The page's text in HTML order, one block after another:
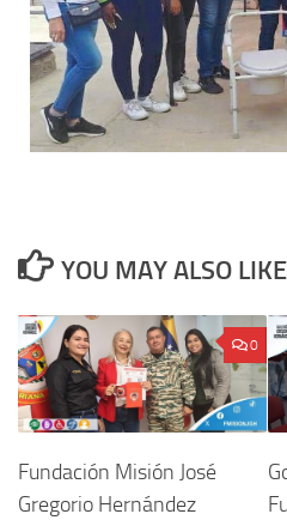
YOU MAY ALSO
0
Fundación Misión José
Gregorio Hernández